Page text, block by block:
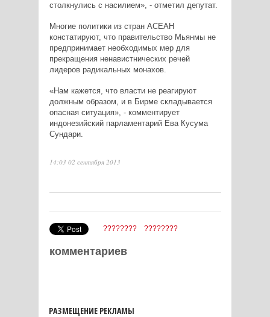
столкнулись с насилием», - отметил депутат.
Многие политики из стран АСЕАН
констатируют, что правительство Мьянмы не
предпринимает необходимых мер для
прекращения ненавистнических речей
лидеров радикальных монахов.
«Нам кажется, что власти не реагируют
должным образом, и в Бирме складывается
опасная ситуация», - комментирует
индонезийский парламентарий Ева Кусума
Сундари.
14:03 02 сентября 2013
???????? ????????
комментариев
РАЗМЕЩЕНИЕ РЕКЛАМЫ